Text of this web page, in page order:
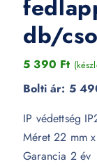
db/
5 390 Ft
Bolti ár: 5
IP védettség
Méret 22 mm
Garancia 2 év